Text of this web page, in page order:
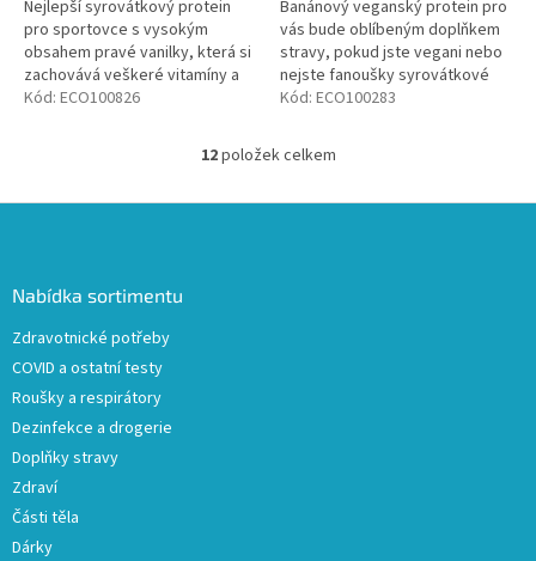
Nejlepší syrovátkový protein
pro sportovce s vysokým
obsahem pravé vanilky, která si
zachovává veškeré vitamíny a
minerály. Zregeneruj tělo po
Kód: ECO100826
Banánový veganský protein pro
vás bude oblíbeným doplňkem
stravy, pokud jste vegani nebo
nejste fanoušky syrovátkové
varianty. Zkombinovali jsme
pravé...
Kód: ECO100283
O
l
12položek celkem
Nabídka sortimentu
Zdravotnické potřeby
COVID a ostatní testy
Roušky a respirátory
Dezinfekce a drogerie
Doplňky stravy
Zdraví
Části těla
Dárky